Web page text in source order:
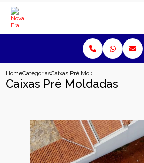
HomeCategoriasCaixas Pré Moldadas
Caixas Pré Moldadas